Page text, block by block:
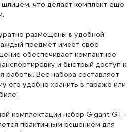
что делает комплект еще
размещены в удобной
предмет имеет свое
обеспечивает компактное
и быстрый доступ к
работы. Вес набора составляет
его удобно хранить в гараже или
комплектации набор Gigant GT-
практичным решением для